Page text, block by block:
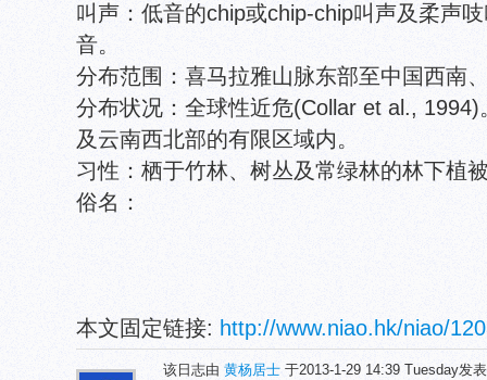
叫声：低音的chip或chip-chip叫声及柔声
音。
分布范围：喜马拉雅山脉东部至中国西南
分布状况：全球性近危(Collar et al.,
及云南西北部的有限区域内。
习性：栖于竹林、树丛及常绿林的林下植
俗名：
本文固定链接: http://www.niao.hk/niao/
该日志由 黄杨居士 于2013-1-29 14:39 Tuesday发